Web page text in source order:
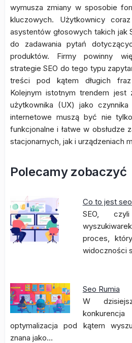
wymusza zmiany w sposobie
kluczowych. Użytkownicy
asystentów głosowych takich jak
do zadawania pytań
produktów. Firmy powinny
strategie SEO do tego typu
treści pod kątem długich
Kolejnym istotnym trendem jest
użytkownika (UX) jako
internetowe muszą być nie
funkcjonalne i łatwe w obsłudze
stacjonarnych, jak i urządzeniach
Polecamy zobaczyć
Co to jest
SEO,
proces,
widoczności
Seo Rumia
W
optymalizacja pod kątem
znana jako…